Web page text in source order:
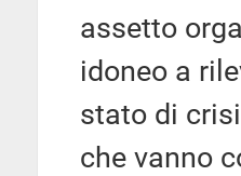
assetto
idoneo a
stato di
che vanno